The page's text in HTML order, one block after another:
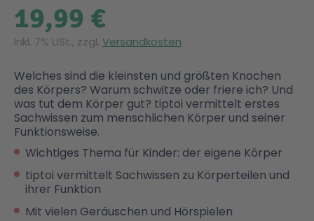
Sachbücher / Wissen
Puzzle & Legespiele
Elektronische Spielwaren
Kreativ
Malen & Zeichnen
DUPLO®
Jurassic World™
Harry Potter™
Marvel™ Super Heroes
Family Fun
Fun Stars
Heroes
Knights
19,99 €
Inkl. 7% USt., zzgl. Versandkosten
Welches sind die kleinsten und größten Knochen
des Körpers? Warum schwitze oder friere ich? Und
was tut dem Körper gut? tiptoi vermittelt erstes
Sachwissen zum menschlichen Körper und seiner
Funktionsweise.
Wichtiges Thema für Kinder: der eigene Körper
tiptoi vermittelt Sachwissen zu Körperteilen und
ihrer Funktion
Mit vielen Geräuschen und Hörspielen